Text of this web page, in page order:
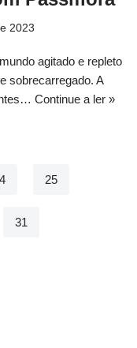
2023
agitado e repleto
sobrecarregado. A
Continue a ler »
25
31